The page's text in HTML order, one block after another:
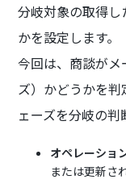
分岐対象の取得
かを設定します。
今回は、商談が
ズ）かどうかを
ェーズを分岐の判
オペレーショ
または更新さ